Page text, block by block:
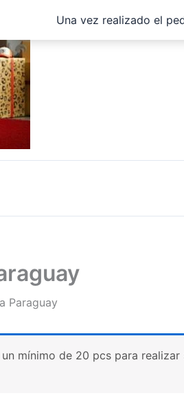
Una vez realizado el
Paraguay
mínimo de 20 pcs para